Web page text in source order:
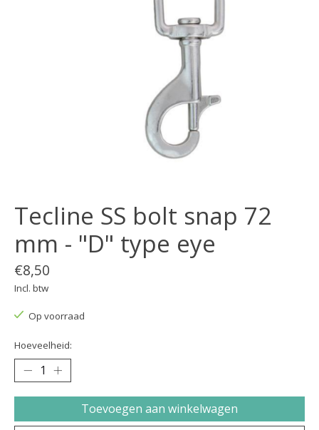
Tecline SS bolt snap 72
mm - "D" type eye
€8,50
Incl. btw
Op voorraad
Hoeveelheid:
Toevoegen aan winkelwagen